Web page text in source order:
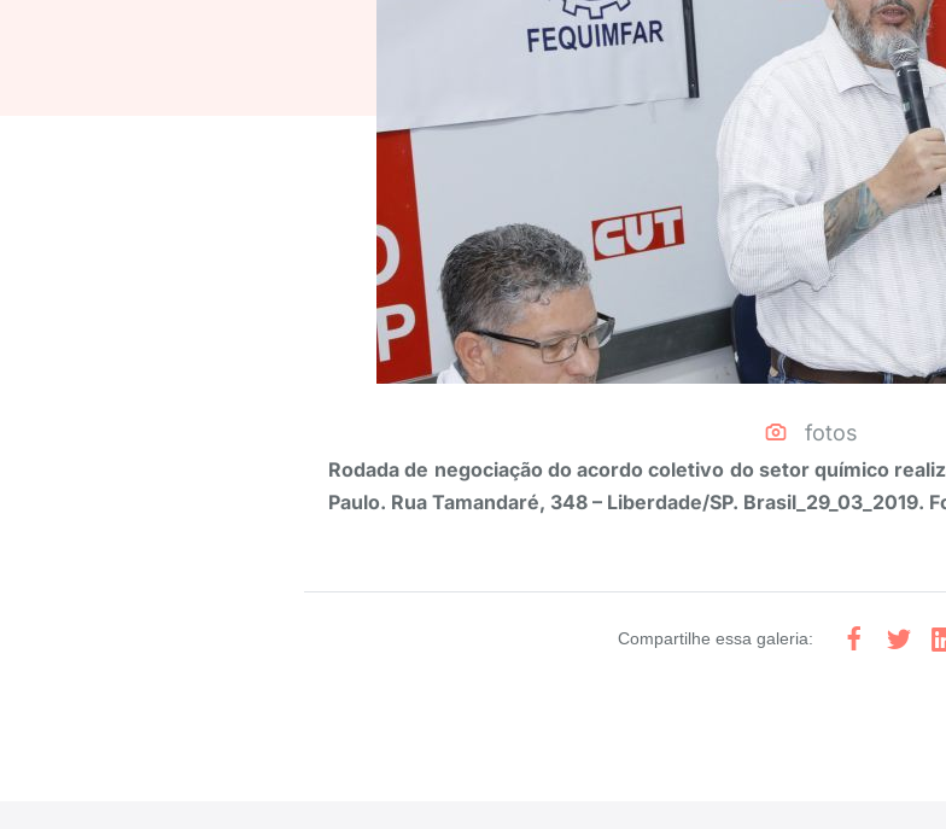
fotos
Rodada de negociação do acordo coletivo do setor químico
Paulo. Rua Tamandaré, 348 – Liberdade/SP. Brasil_29_03_2019.
Compartilhe essa galeria: